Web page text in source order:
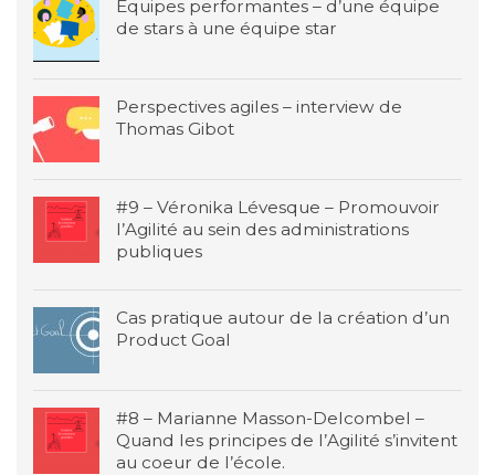
Équipes performantes – d’une équipe
de stars à une équipe star
Perspectives agiles – interview de
Thomas Gibot
#9 – Véronika Lévesque – Promouvoir
l’Agilité au sein des administrations
publiques
Cas pratique autour de la création d’un
Product Goal
#8 – Marianne Masson-Delcombel –
Quand les principes de l’Agilité s’invitent
au coeur de l’école.